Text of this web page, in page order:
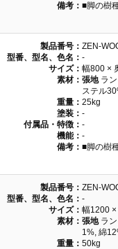
備考： ■脚の樹
製品番号： ZEN-
型番、型名、色名： -
サイズ： 幅800 ×
素材： 張地ラン
ステル
重量： 25kg
塗装： -
付属品・特徴： -
機能： -
備考： ■脚の樹
製品番号： ZEN-
型番、型名、色名： -
サイズ： 幅1200
素材： 張地ラン
1%, 綿
重量： 50kg